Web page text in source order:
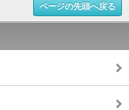
ページの先頭へ戻る